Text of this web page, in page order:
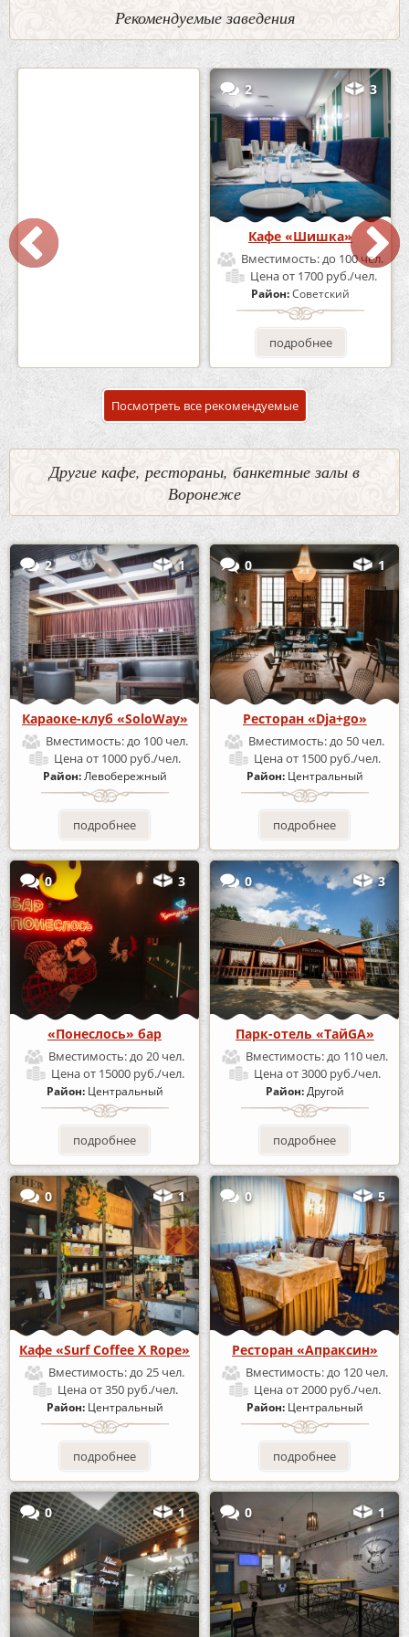
Рекомендуемые заведения
Кафе-Бар Бермуды
Вместимость:
2 3
Кафе «Шишка»
Вместимость: до 100 чел.
Ценаот 1700 руб./чел.
Район:Советский
подробнее
Посмотреть все рекомендуемые
Другие кафе, рестораны, банкетные залы в
Воронеже
2 1
Караоке-клуб «SoloWay»
Вместимость: до 100 чел.
Ценаот 1000 руб./чел.
Район:Левобережный
подробнее
0 1
Ресторан «Dja+go»
Вместимость: до 50 чел.
Ценаот 1500 руб./чел.
Район: Центральный
подробнее
0 3
«Понеслось» бар
Вместимость:до 20 чел.
Ценаот 15000 руб./чел.
Район: Центральный
подробнее
0 3
Парк-отель «ТайGA»
Вместимость:до 110 чел.
Ценаот 3000 руб./чел.
Район:Другой
подробнее
0 1
Кафе «Surf Coffee X Rope»
Вместимость:до 25 чел.
Ценаот 350 руб./чел.
Район: Центральный
подробнее
0 5
Ресторан «Апраксин»
Вместимость:до 120 чел.
Ценаот 2000 руб./чел.
Район: Центральный
подробнее
0 1 0 1